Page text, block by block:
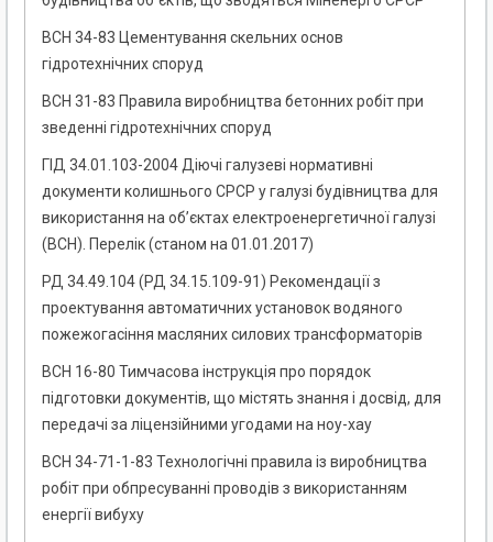
ВСН 34-83 Цементування скельних основ
гідротехнічних споруд
ВСН 31-83 Правила виробництва бетонних робіт при
зведенні гідротехнічних споруд
ГІД 34.01.103-2004 Діючі галузеві нормативні
документи колишнього СРСР у галузі будівництва для
використання на об’єктах електроенергетичної галузі
(ВСН). Перелік (станом на 01.01.2017)
РД 34.49.104 (РД 34.15.109-91) Рекомендації з
проектування автоматичних установок водяного
пожежогасіння масляних силових трансформаторів
ВСН 16-80 Тимчасова інструкція про порядок
підготовки документів, що містять знання і досвід, для
передачі за ліцензійними угодами на ноу-хау
ВСН 34-71-1-83 Технологічні правила із виробництва
робіт при обпресуванні проводів з використанням
енергії вибуху